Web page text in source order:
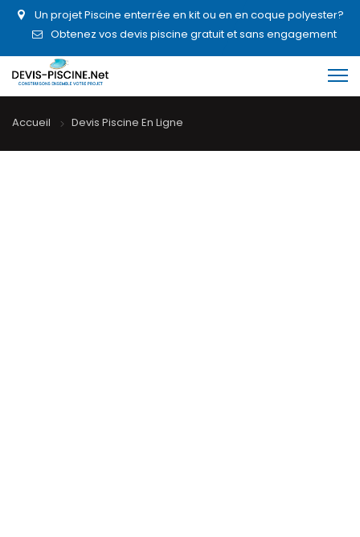
Un projet Piscine enterrée en kit ou en en coque polyester?
Obtenez vos devis piscine gratuit et sans engagement
Accueil Devis Piscine En Ligne